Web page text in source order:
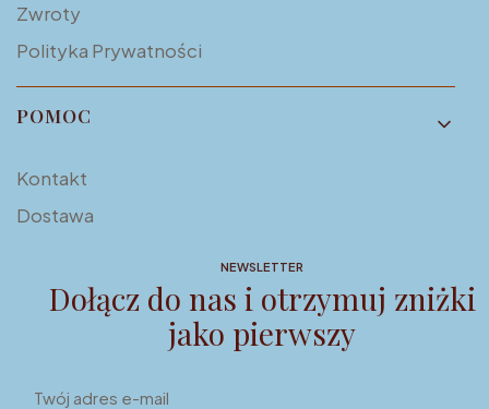
Zwroty
Polityka Prywatności
POMOC
Kontakt
Dostawa
NEWSLETTER
Dołącz do nas i otrzymuj zniżki
jako pierwszy
Twój adres e-mail